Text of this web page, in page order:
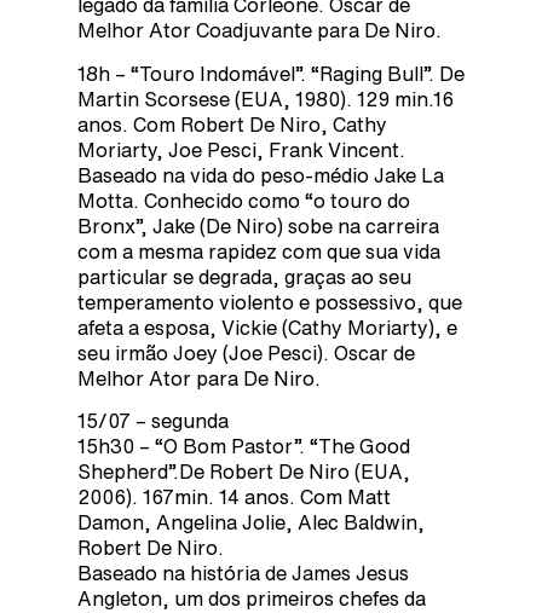
legado da família Corleone. Oscar de
Melhor Ator Coadjuvante para De Niro.
18h – “Touro Indomável”. “Raging Bull”. De
Martin Scorsese (EUA, 1980). 129 min.16
anos. Com Robert De Niro, Cathy
Moriarty, Joe Pesci, Frank Vincent.
Baseado na vida do peso-médio Jake La
Motta. Conhecido como “o touro do
Bronx”, Jake (De Niro) sobe na carreira
com a mesma rapidez com que sua vida
particular se degrada, graças ao seu
temperamento violento e possessivo, que
afeta a esposa, Vickie (Cathy Moriarty), e
seu irmão Joey (Joe Pesci). Oscar de
Melhor Ator para De Niro.
15/07 – segunda
15h30 – “O Bom Pastor”. “The Good
Shepherd”.De Robert De Niro (EUA,
2006). 167min. 14 anos. Com Matt
Damon, Angelina Jolie, Alec Baldwin,
Robert De Niro.
Baseado na história de James Jesus
Angleton, um dos primeiros chefes da